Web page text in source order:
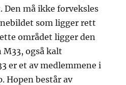
må ikke forveksles
som ligger rett
området ligger den
også kalt
er et av medlemmene i
Hopen består av